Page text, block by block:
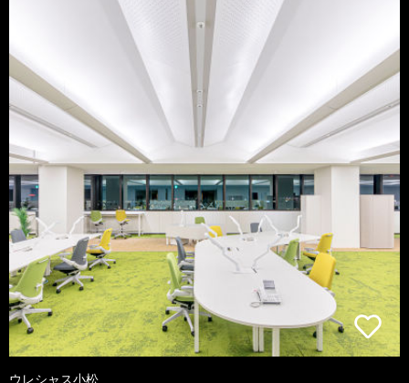
ウレシャス小松